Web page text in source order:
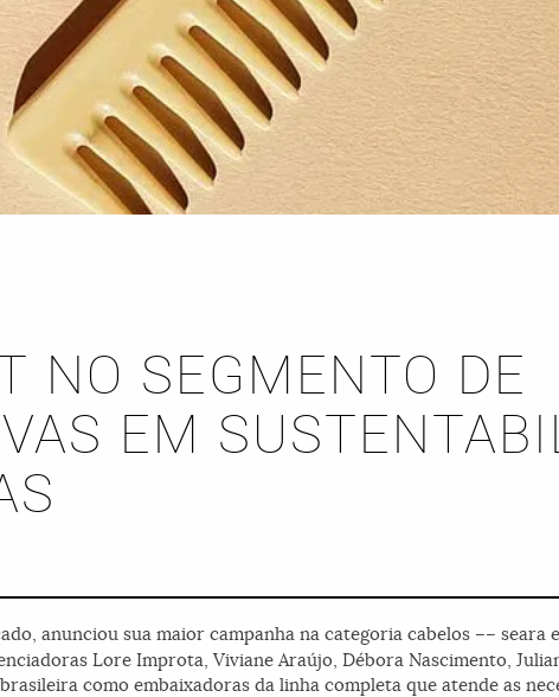
NO SEGMENTO DE
EM
anunciou sua maior campanha na categoria cabelos –– seara
Lore Improta, Viviane Araújo, Débora Nascimento,
como embaixadoras da linha completa que atende as